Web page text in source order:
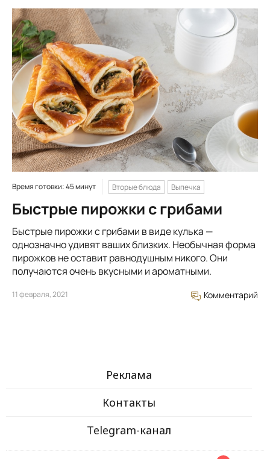
Время готовки: 45 минут Вторые блюда Выпечка
Быстрые пирожки с грибами
Быстрые пирожки с грибами в виде кулька —
однозначно удивят ваших близких. Необычная форма
пирожков не оставит равнодушным никого. Они
получаются очень вкусными и ароматными.
11 февраля, 2021 Комментарий
Реклама
Контакты
Telegram-канал